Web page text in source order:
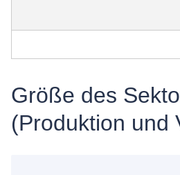
Größe des
(Produktion und